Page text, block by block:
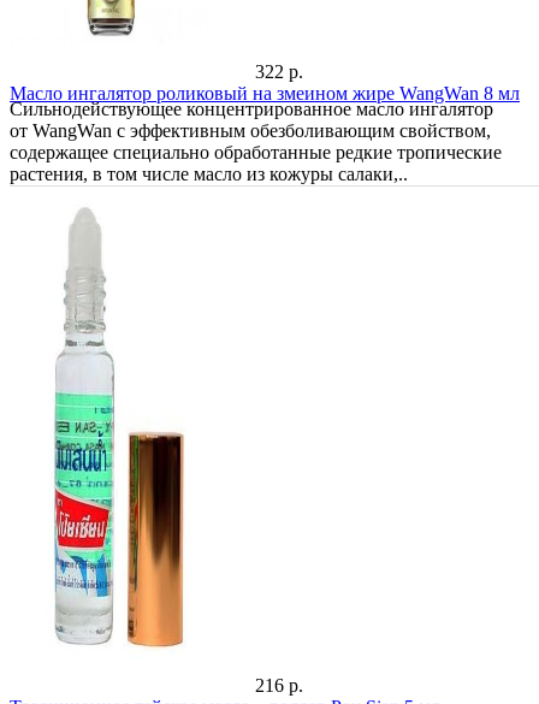
322 р.
Масло ингалятор роликовый на змеином жире WangWan 8 мл
Сильнодействующее концентрированное масло ингалятор
от WangWan с эффективным обезболивающим свойством,
содержащее специально обработанные редкие тропические
растения, в том числе масло из кожуры салаки,..
216 р.